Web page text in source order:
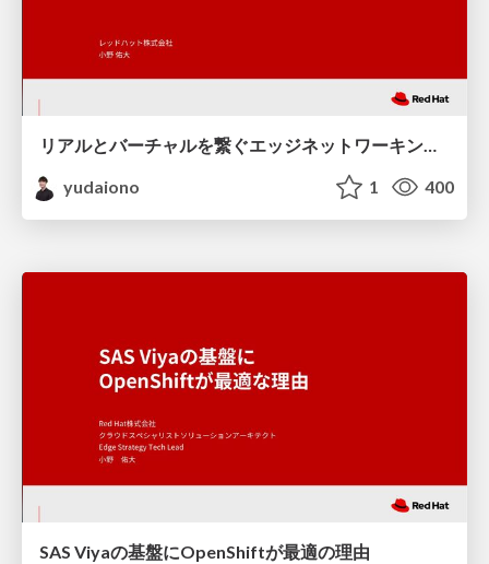
リアルとバーチャルを繋ぐエッジネットワーキング動向
yudaiono
1 400
SAS Viyaの基盤にOpenShiftが最適の理由